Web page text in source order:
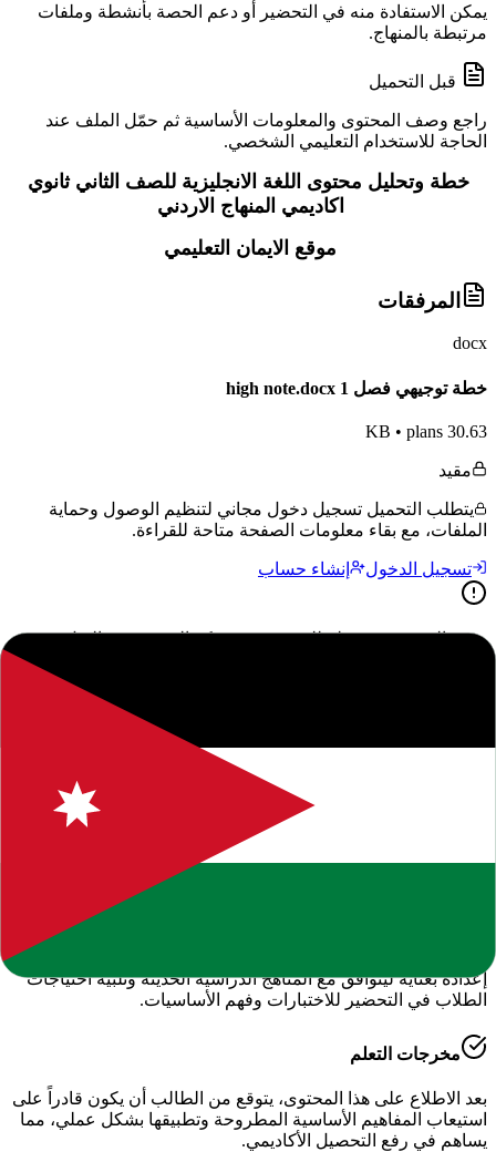
يمكن الاستفادة منه في التحضير أو دعم الحصة بأنشطة وملفات
مرتبطة بالمنهاج.
قبل التحميل
راجع وصف المحتوى والمعلومات الأساسية ثم حمّل الملف عند
الحاجة للاستخدام التعليمي الشخصي.
خطة وتحليل محتوى اللغة الانجليزية للصف الثاني ثانوي
اكاديمي المنهاج الاردني
موقع الايمان التعليمي
المرفقات
docx
خطة توجيهي فصل 1 high note.docx
30.63 KB
• plans
مقيد
يتطلب التحميل تسجيل دخول مجاني لتنظيم الوصول وحماية
الملفات، مع بقاء معلومات الصفحة متاحة للقراءة.
تسجيل الدخول إنشاء حساب
جميع الحقوق محفوظة للموقع. يرجى ذكر المصدر عند النقل.
حول هذا المحتوى التعليمي
يقدم لكم موقعنا هذا المحتوى المتميز بعنوان
خطة وتحليل محتوى
اللغة الانجليزية للصف الثاني ثانوي اكاديمي
ضمن قسماللغة
الإنجليزية - الفصل الدراسي الأول، وهو جزء من الموارد التعليمية
الشاملة التي نوفرها للطلاب والمعلمين للعام الدراسي
إعداده بعناية ليتوافق مع المناهج الدراسية الحديثة وتلبية احتياجات
الطلاب في التحضير للاختبارات وفهم الأساسيات.
مخرجات التعلم
بعد الاطلاع على هذا المحتوى، يتوقع من الطالب أن يكون قادراً على
استيعاب المفاهيم الأساسية المطروحة وتطبيقها بشكل عملي، مما
يساهم في رفع التحصيل الأكاديمي.